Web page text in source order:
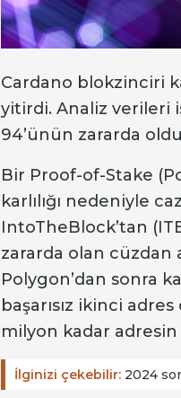
Cardano blokzinciri
yitirdi. Analiz verileri
94’ünün zararda
Bir Proof-of-Stake
karlılığı nedeniyle
IntoTheBlock’tan
zararda olan cüzdan
Polygon’dan sonra
başarısız ikinci
milyon kadar
İlginizi çekebilir: 2024